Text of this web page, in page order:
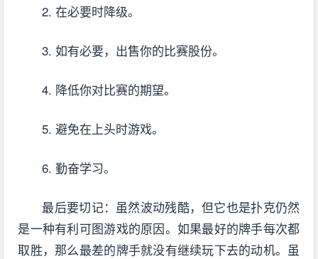
2. 在必要时降级。
3. 如有必要，出售你的比赛股份。
4. 降低你对比赛的期望。
5. 避免在上头时游戏。
6. 勤奋学习。
最后要切记：虽然波动残酷，但它也是扑克仍然
是一种有利可图游戏的原因。如果最好的牌手每次都
取胜，那么最差的牌手就没有继续玩下去的动机。虽